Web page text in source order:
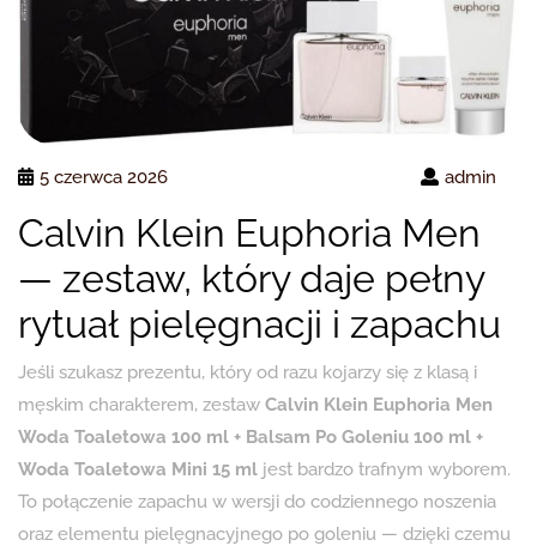
5 czerwca 2026 admin
Calvin Klein Euphoria Men
— zestaw, który daje pełny
rytuał pielęgnacji i zapachu
Jeśli szukasz prezentu, który od razu kojarzy się z klasą i
męskim charakterem, zestaw Calvin Klein Euphoria Men
Woda Toaletowa 100 ml + Balsam Po Goleniu 100 ml +
Woda Toaletowa Mini 15 ml jest bardzo trafnym wyborem.
To połączenie zapachu w wersji do codziennego noszenia
oraz elementu pielęgnacyjnego po goleniu — dzięki czemu